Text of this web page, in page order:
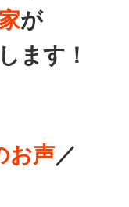
が
ます！
お声／